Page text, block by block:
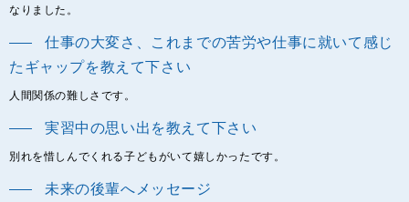
なりました。
仕事の大変さ、これまでの苦労や仕事に就いて感じ
たギャップを教えて下さい
人間関係の難しさです。
実習中の思い出を教えて下さい
別れを惜しんでくれる子どもがいて嬉しかったです。
未来の後輩へメッセージ